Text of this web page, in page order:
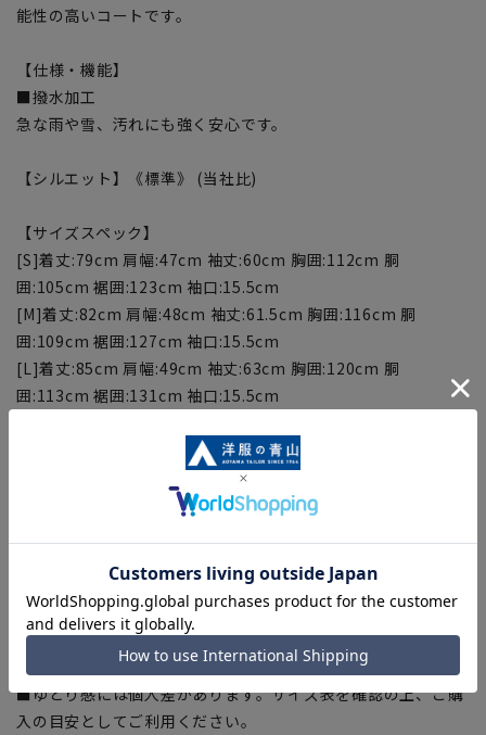
能性の高いコートです。
【仕様・機能】
■撥水加工
急な雨や雪、汚れにも強く安心です。
【シルエット】《標準》 (当社比)
【サイズスペック】
[S]着丈:79cm 肩幅:47cm 袖丈:60cm 胸囲:112cm 胴
囲:105cm 裾囲:123cm 袖口:15.5cm
[M]着丈:82cm 肩幅:48cm 袖丈:61.5cm 胸囲:116cm 胴
囲:109cm 裾囲:127cm 袖口:15.5cm
[L]着丈:85cm 肩幅:49cm 袖丈:63cm 胸囲:120cm 胴
囲:113cm 裾囲:131cm 袖口:15.5cm
囲:117cm 裾囲:135cm 袖口:15.5cm
[3L]着丈:91cm 肩幅:51cm 袖丈:66cm 胸囲:128cm 胴
囲:121cm 裾囲:139cm 袖口:16cm
【商品に関するご注意】
■商品画像はサンプルのため、色味やサイズ等の仕様に変更が
ある場合がございますので、予めご了承ください。
■ゆとり感には個人差があります。サイズ表を確認の上、ご購
入の目安としてご利用ください。